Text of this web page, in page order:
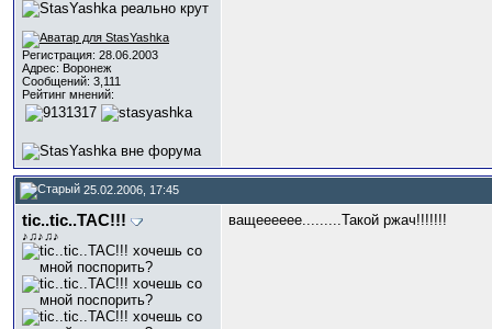
Регистрация: 28.06.2003
Адрес: Воронеж
Сообщений: 3,111
Рейтинг мнений:
25.02.2006, 17:45
tic..tic..TAC!!!
♪♫♪♫♪
ващееееее.........Такой ржач!!!!!!!